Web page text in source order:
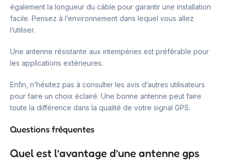
également la longueur du câble pour garantir une installation
facile. Pensez à l’environnement dans lequel vous allez
l’utiliser.
Une antenne résistante aux intempéries est préférable pour
les applications extérieures.
Enfin, n’hésitez pas à consulter les avis d’autres utilisateurs
pour faire un choix éclairé. Une bonne antenne peut faire
toute la différence dans la qualité de votre signal GPS.
Questions fréquentes
Quel est l’avantage d’une antenne gps